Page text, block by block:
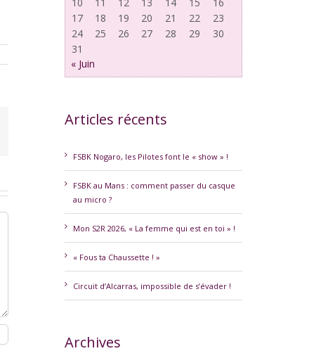
17
18 19 20 21 22
23
24
25 26 27 28 29
30
31
« Juin
Articles récents
FSBK Nogaro, les Pilotes font le « show » !
FSBK au Mans : comment passer du casque
au micro ?
Mon S2R 2026, « La femme qui est en toi » !
« Fous ta Chaussette ! »
Circuit d’Alcarras, impossible de s’évader !
Archives